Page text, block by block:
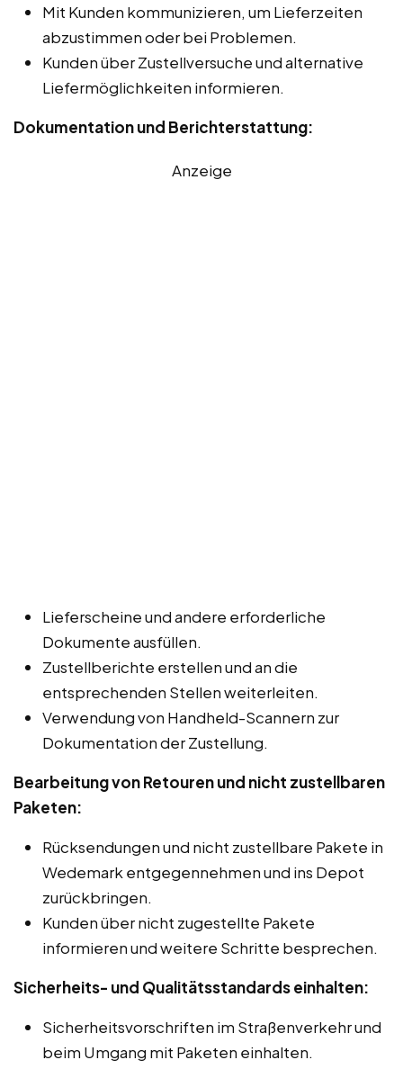
Mit Kunden kommunizieren, um Lieferzeiten
abzustimmen oder bei Problemen.
Kunden über Zustellversuche und alternative
Liefermöglichkeiten informieren.
Dokumentation und Berichterstattung:
Anzeige
Lieferscheine und andere erforderliche
Dokumente ausfüllen.
Zustellberichte erstellen und an die
entsprechenden Stellen weiterleiten.
Verwendung von Handheld-Scannern zur
Dokumentation der Zustellung.
Bearbeitung von Retouren und nicht zustellbaren
Paketen:
Rücksendungen und nicht zustellbare Pakete in
Wedemark entgegennehmen und ins Depot
zurückbringen.
Kunden über nicht zugestellte Pakete
informieren und weitere Schritte besprechen.
Sicherheits- und Qualitätsstandards einhalten:
Sicherheitsvorschriften im Straßenverkehr und
beim Umgang mit Paketen einhalten.